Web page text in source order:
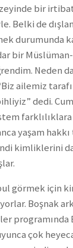
bir
Belki de
durumunda
bir
Neden
ailemiz
dedi.
yaşam hakkı
kimliklerini
görmek için
Boşnak
programında
çok